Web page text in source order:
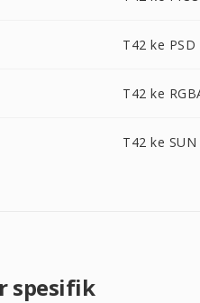
T42 ke PSD
T42 ke
T42 ke SUN
spesifik